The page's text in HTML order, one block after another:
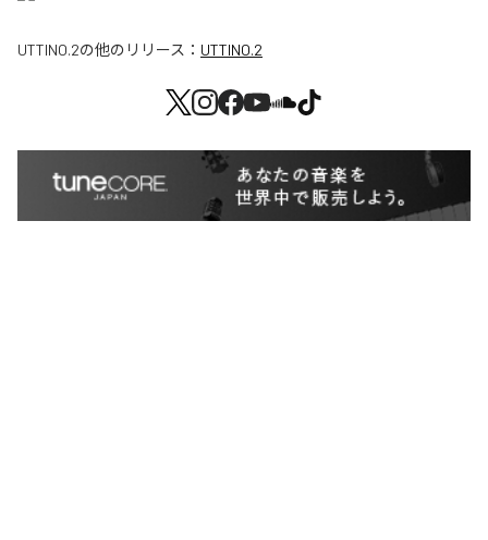
UTTINO.2の他のリリース： UTTINO.2